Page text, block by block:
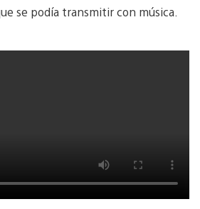
se podía transmitir con música.